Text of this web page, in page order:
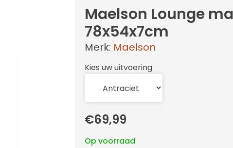
Maelson Lounge
78x54x7cm
Merk: Maelson
Kies uw uitvoering
€69,99
Op voorraad